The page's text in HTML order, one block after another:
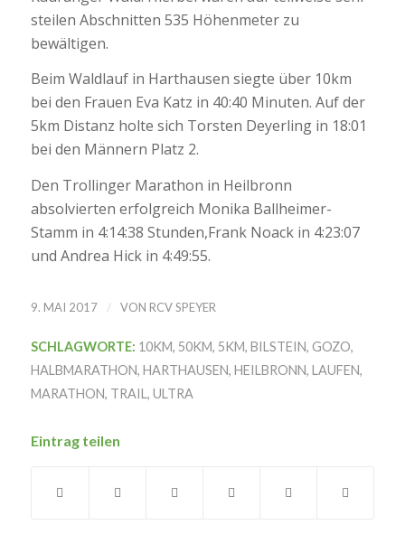
steilen Abschnitten 535 Höhenmeter zu
bewältigen.
Beim Waldlauf in Harthausen siegte über 10km
bei den Frauen Eva Katz in 40:40 Minuten. Auf der
5km Distanz holte sich Torsten Deyerling in 18:01
bei den Männern Platz 2.
Den Trollinger Marathon in Heilbronn
absolvierten erfolgreich Monika Ballheimer-
Stamm in 4:14:38 Stunden,Frank Noack in 4:23:07
und Andrea Hick in 4:49:55.
9. MAI 2017 / VON RCV SPEYER
SCHLAGWORTE: 10KM, 50KM, 5KM, BILSTEIN, GOZO,
HALBMARATHON, HARTHAUSEN, HEILBRONN, LAUFEN,
MARATHON, TRAIL, ULTRA
Eintrag teilen